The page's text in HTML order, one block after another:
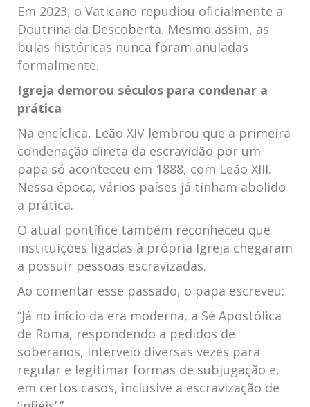
Em 2023, o Vaticano repudiou oficialmente a
Doutrina da Descoberta. Mesmo assim, as
bulas históricas nunca foram anuladas
formalmente.
Igreja demorou séculos para condenar a
prática
Na encíclica, Leão XIV lembrou que a primeira
condenação direta da escravidão por um
papa só aconteceu em 1888, com Leão XIII.
Nessa época, vários países já tinham abolido
a prática.
O atual pontífice também reconheceu que
instituições ligadas à própria Igreja chegaram
a possuir pessoas escravizadas.
Ao comentar esse passado, o papa escreveu:
“Já no início da era moderna, a Sé Apostólica
de Roma, respondendo a pedidos de
soberanos, interveio diversas vezes para
regular e legitimar formas de subjugação e,
em certos casos, inclusive a escravização de